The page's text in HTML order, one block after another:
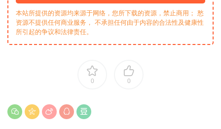
本站所提供的资源均来源于网络，您所下载的资源，禁止商用； 愁
资源不提供任何商业服务， 不承担任何由于内容的合法性及健康性
所引起的争议和法律责任。
0 0